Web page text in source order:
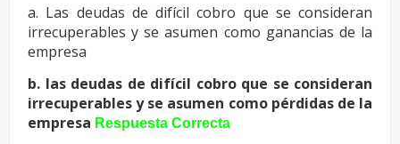
a. Las deudas de difícil cobro que se consideran
irrecuperables y se asumen como ganancias de la
empresa
b. las deudas de difícil cobro que se consideran
irrecuperables y se asumen como pérdidas de la
empresa Respuesta Correcta